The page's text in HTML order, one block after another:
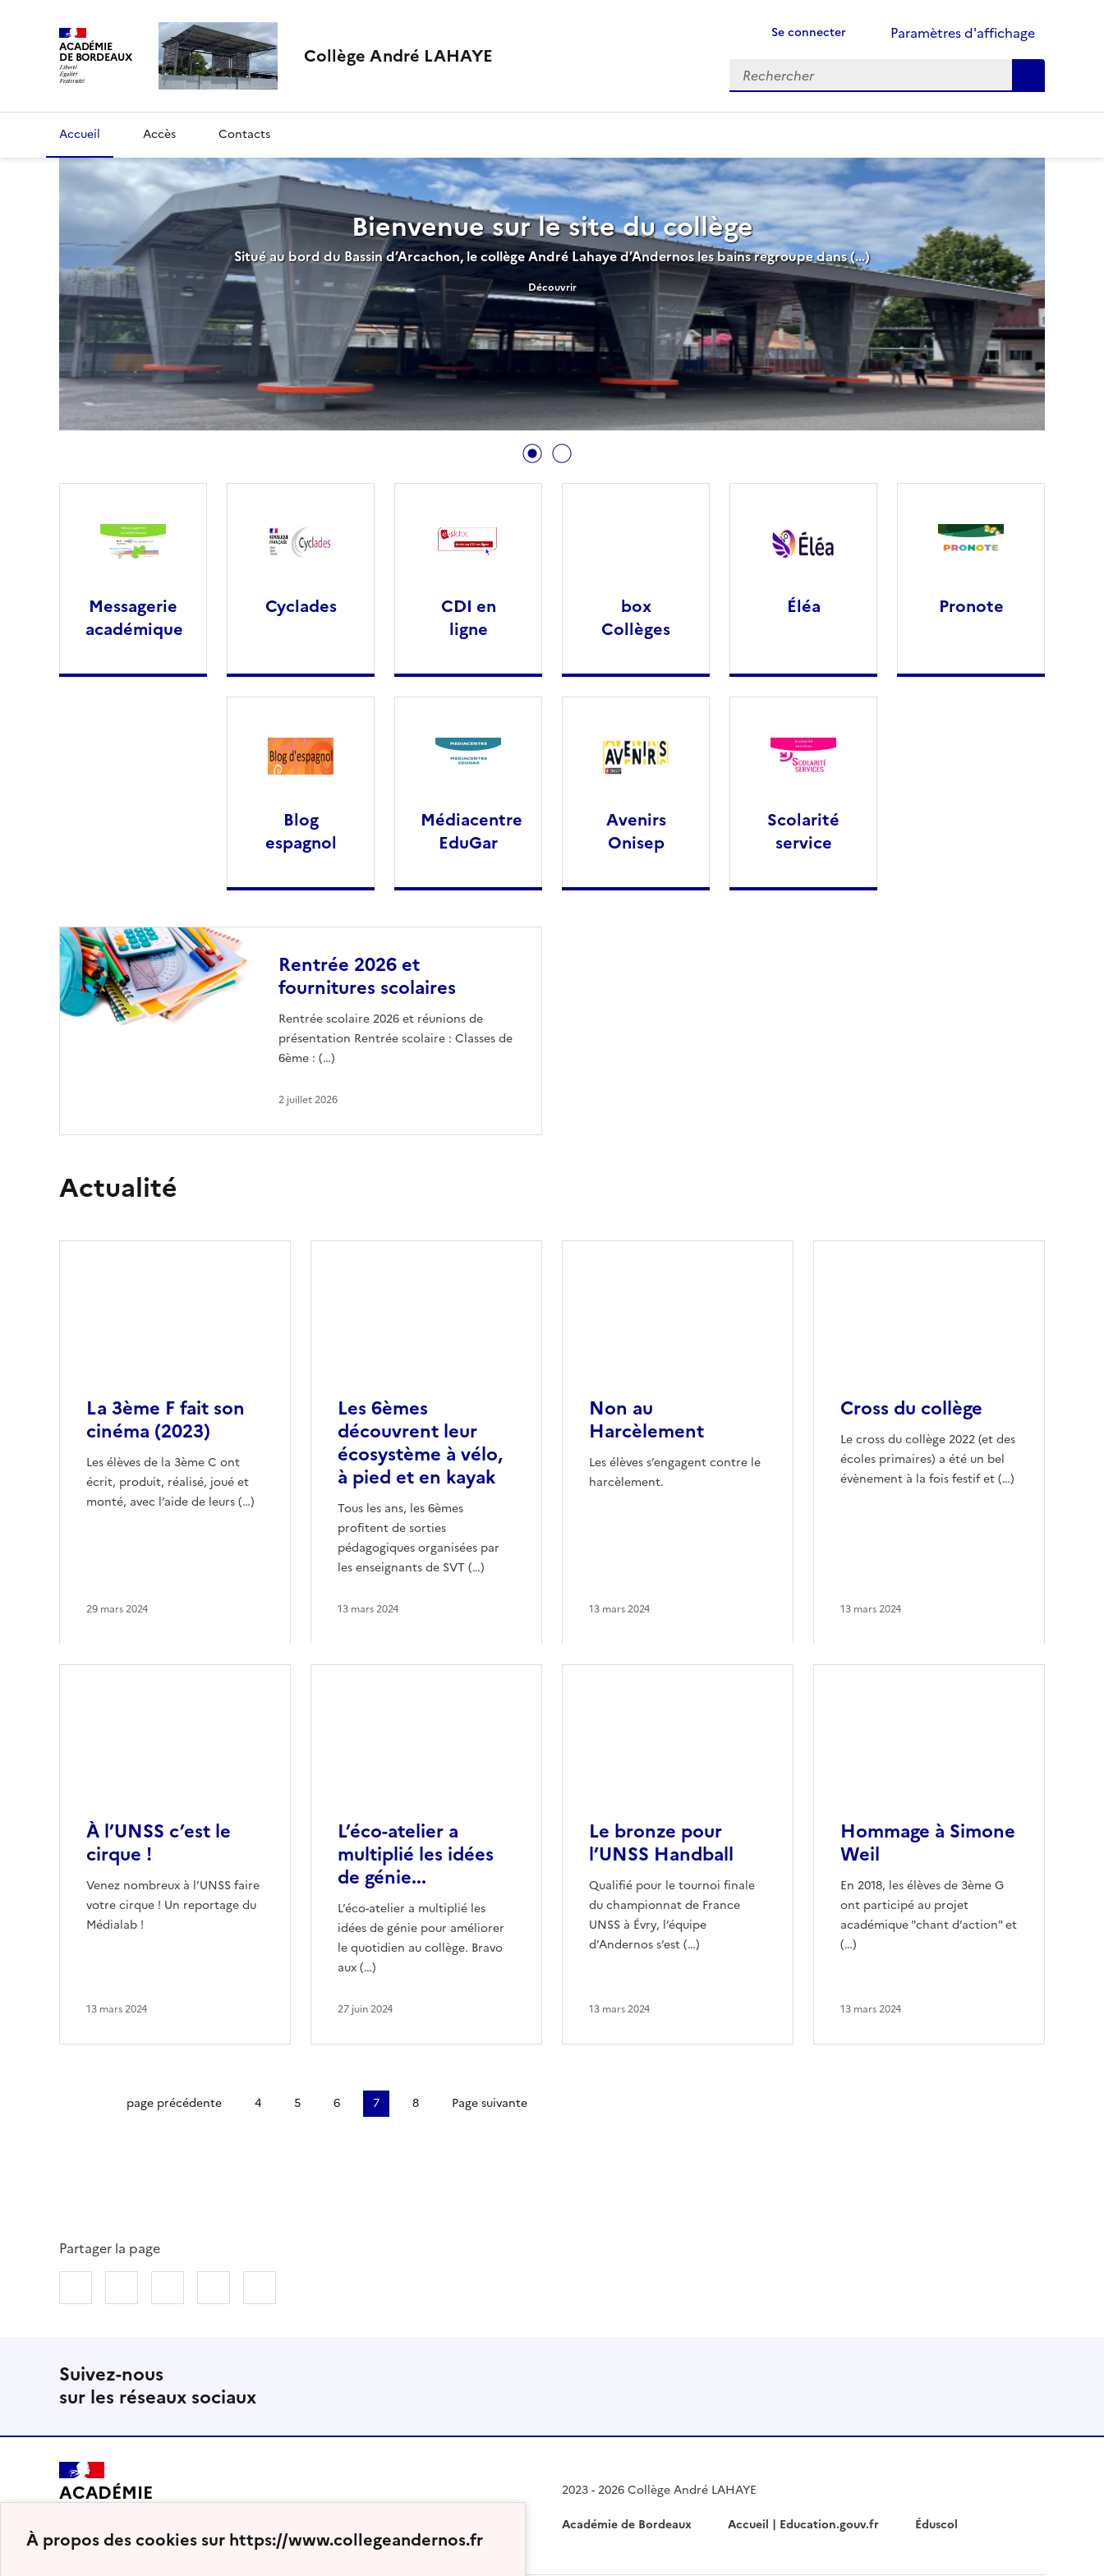
À propos des cookies sur https://www.collegeandernos.fr
ACADÉMIE
DE BORDEAUX Collège André LAHAYE
Se connecter
Paramètres d'affichage
Rechercher :
Accueil Accès Contacts
Bienvenue sur le site du collège
Situé au bord du Bassin d’Arcachon, le collège André Lahaye d’Andernos les bains regroupe dans (…)
Découvrir
Messagerie
académique
Cyclades
CDI en
ligne
box
Collèges
Éléa Pronote
Blog
espagnol
Médiacentre
EduGar
Avenirs
Onisep
Scolarité
service
Rentrée 2026 et
fournitures scolaires
Rentrée scolaire 2026 et réunions de
présentation Rentrée scolaire : Classes de
6ème : (…)
2 juillet 2026
Actualité
La 3ème F fait son
cinéma (2023)
Les élèves de la 3ème C ont
écrit, produit, réalisé, joué et
monté, avec l’aide de leurs (…)
29 mars 2024
Les 6èmes
découvrent leur
écosystème à vélo,
à pied et en kayak
Tous les ans, les 6èmes
profitent de sorties
pédagogiques organisées par
les enseignants de SVT (…)
13 mars 2024
Non au
Harcèlement
Les élèves s’engagent contre le
harcèlement.
13 mars 2024
Cross du collège
Le cross du collège 2022 (et des
écoles primaires) a été un bel
évènement à la fois festif et (…)
13 mars 2024
À l’UNSS c’est le
cirque !
Venez nombreux à l’UNSS faire
votre cirque ! Un reportage du
Médialab !
13 mars 2024
L’éco-atelier a
multiplié les idées
de génie...
L’éco-atelier a multiplié les
idées de génie pour améliorer
le quotidien au collège. Bravo
aux (…)
27 juin 2024
Le bronze pour
l’UNSS Handball
Qualifié pour le tournoi finale
du championnat de France
UNSS à Évry, l’équipe
d’Andernos s’est (…)
13 mars 2024
Hommage à Simone
Weil
En 2018, les élèves de 3ème G
ont participé au projet
académique "chant d’action" et
(…)
13 mars 2024
Première page
page précédente 4 5 6 7 8 Page suivante
Partager la page
Suivez-nous
sur les réseaux sociaux
ACADÉMIE
DE BORDEAUX
2023 - 2026 Collège André LAHAYE
Académie de Bordeaux
Accueil | Education.gouv.fr Éduscol